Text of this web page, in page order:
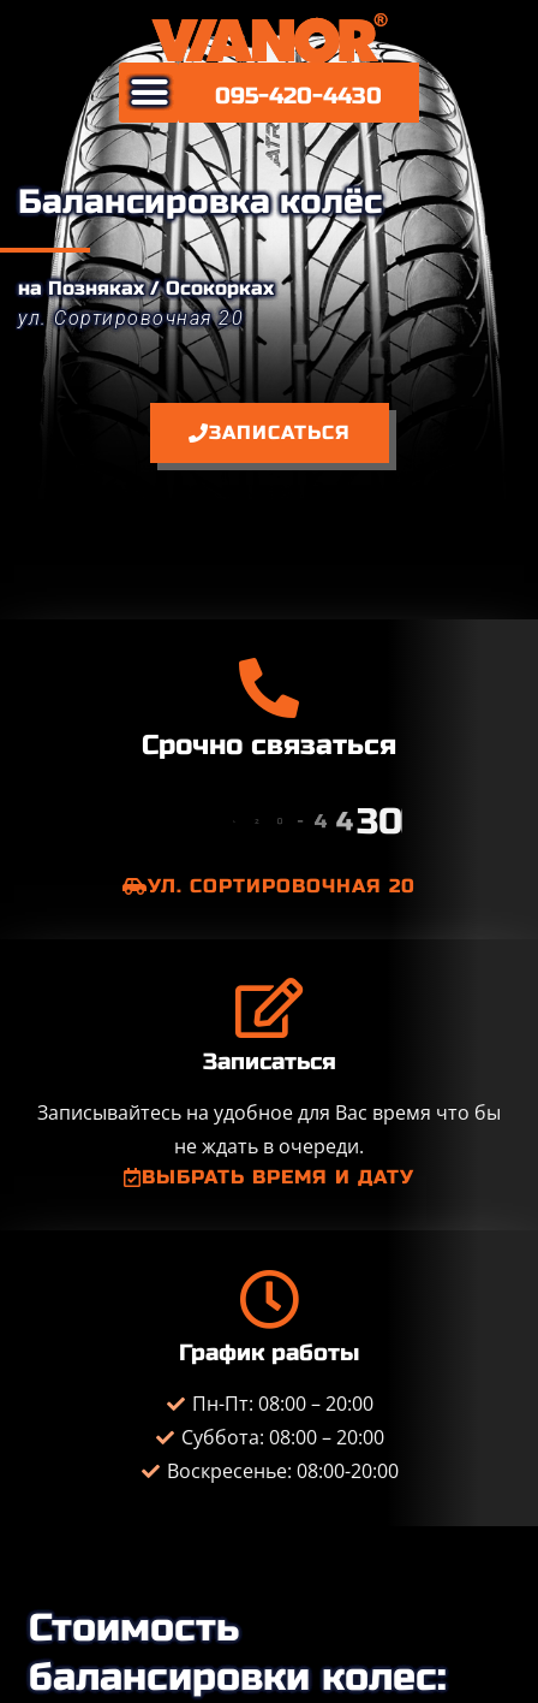
095-420-4430
Балансировка колёс
на Позняках / Осокорках
ул. Сортировочная 20
ЗАПИСАТЬСЯ
Срочно связаться
0
УЛ. СОРТИРОВОЧНАЯ 20
Записаться
Записывайтесь на удобное для Вас время что бы
не ждать в очереди.
ВЫБРАТЬ ВРЕМЯ И ДАТУ
График работы
Пн-Пт: 08:00 – 20:00
Суббота: 08:00 – 20:00
Воскресенье: 08:00-20:00
Стоимость
балансировки колес: